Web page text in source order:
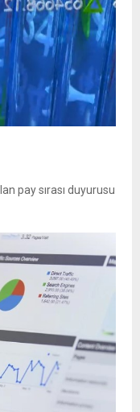
pay sırası duyurusu